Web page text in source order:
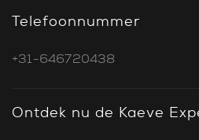
Telefoonnummer
+31-646720438
Ontdek nu de Kaeve